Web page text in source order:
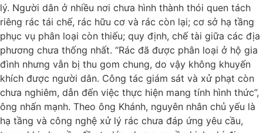
lý. Người dân ở nhiều nơi chưa hình thành thói quen tách
riêng rác tái chế, rác hữu cơ và rác còn lại; cơ sở hạ tầng
phục vụ phân loại còn thiếu; quy định, chế tài giữa các địa
phương chưa thống nhất. “Rác đã được phân loại ở hộ gia
đình nhưng vẫn bị thu gom chung, do vậy không khuyến
khích được người dân. Công tác giám sát và xử phạt còn
chưa nghiêm, dẫn đến việc thực hiện mang tính hình thức”,
ông nhấn mạnh. Theo ông Khánh, nguyên nhân chủ yếu là
hạ tầng và công nghệ xử lý rác chưa đáp ứng yêu cầu,